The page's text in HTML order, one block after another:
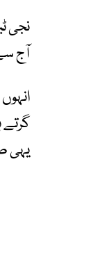
نجی
آج
گرتے
یہی